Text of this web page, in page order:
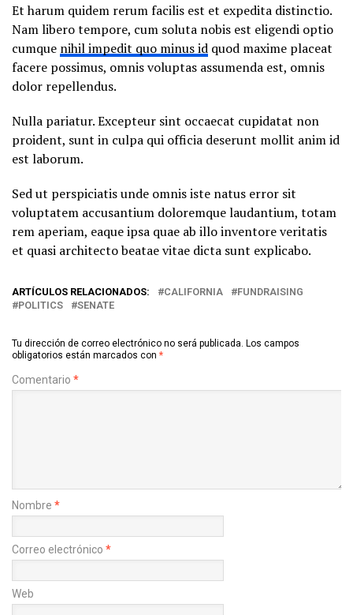
Et harum quidem rerum facilis est et expedita distinctio.
Nam libero tempore, cum soluta nobis est eligendi optio
cumque nihil impedit quo minus id quod maxime placeat
facere possimus, omnis voluptas assumenda est, omnis
dolor repellendus.
Nulla pariatur. Excepteur sint occaecat cupidatat non
proident, sunt in culpa qui officia deserunt mollit anim id
est laborum.
Sed ut perspiciatis unde omnis iste natus error sit
voluptatem accusantium doloremque laudantium, totam
rem aperiam, eaque ipsa quae ab illo inventore veritatis
et quasi architecto beatae vitae dicta sunt explicabo.
ARTÍCULOS RELACIONADOS: CALIFORNIA
FUNDRAISING
POLITICS
SENATE
Tu dirección de correo electrónico no será publicada. Los campos
obligatorios están marcados con *
Comentario *
Nombre *
Correo electrónico *
Web